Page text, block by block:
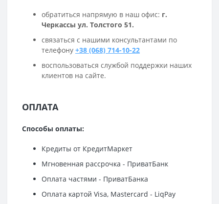
обратиться напрямую в наш офис: г.
Черкассы ул. Толстого 51.
связаться с нашими консультантами по
телефону +38 (068) 714-10-22
воспользоваться службой поддержки наших
клиентов на сайте.
ОПЛАТА
Способы оплаты:
Кредиты от КредитМаркет
Мгновенная рассрочка - ПриватБанк
Оплата частями - ПриватБанка
Оплата картой Visa, Mastercard - LiqPay